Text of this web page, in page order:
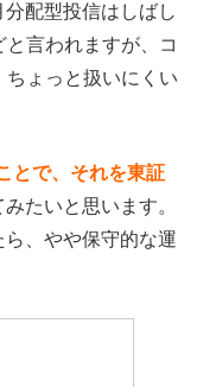
分配型投信はしばし
言われますが、コ
ちょっと扱いにくい
とで、それを東証
たいと思います。
、やや保守的な運